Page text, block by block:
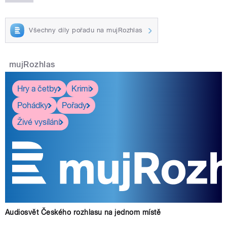
Všechny díly pořadu na mujRozhlas
mujRozhlas
Hry a četby
Krimi
Pohádky
Pořady
Živé vysílání
Audiosvět Českého rozhlasu na jednom místě